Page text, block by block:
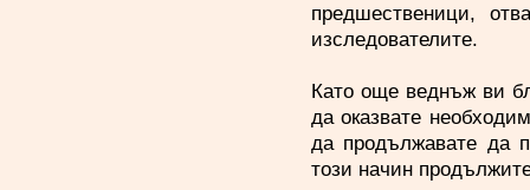
предшественици,
изследователите.
Като още веднъж ви
да оказвате
да продължавате да
този начин